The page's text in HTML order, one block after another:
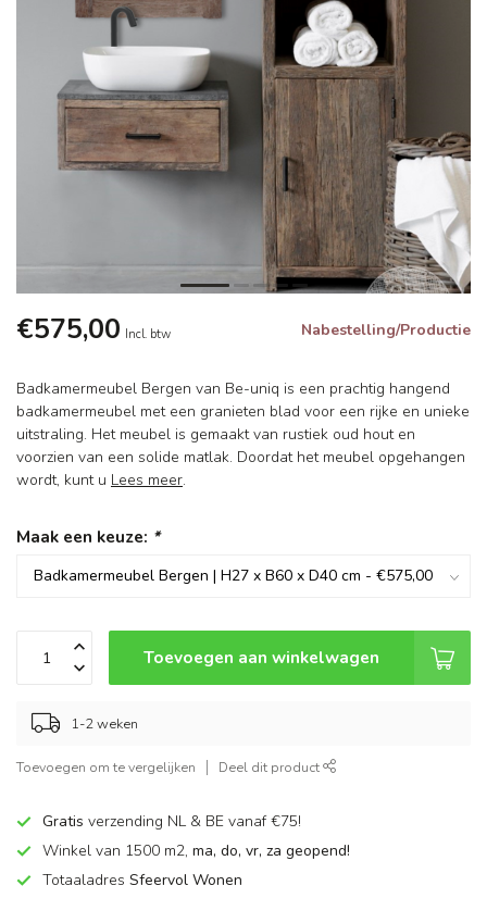
€575,00 Incl. btw Nabestelling/Productie
Badkamermeubel Bergen van Be-uniq is een prachtig hangend
badkamermeubel met een granieten blad voor een rijke en unieke
uitstraling. Het meubel is gemaakt van rustiek oud hout en
voorzien van een solide matlak. Doordat het meubel opgehangen
wordt, kunt u Lees meer.
Maak een keuze: *
Toevoegen aan winkelwagen
1-2 weken
Toevoegen om te vergelijken Deel dit product
Gratis verzending NL & BE vanaf €75!
Winkel van 1500 m2, ma, do, vr, za geopend!
Totaaladres Sfeervol Wonen